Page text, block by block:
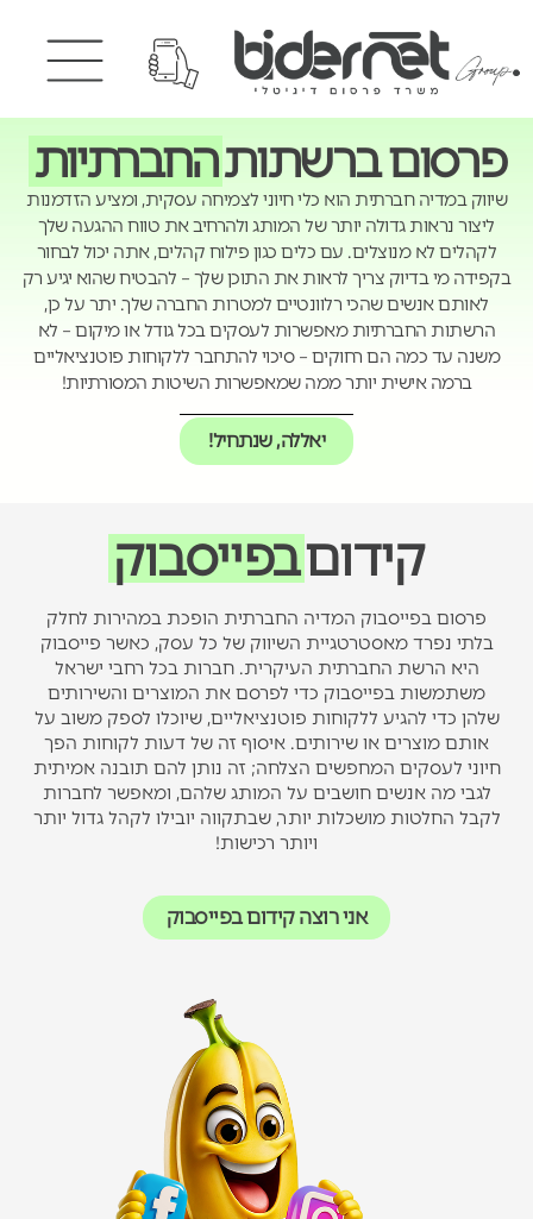
פרסום ברשתותהחברתיות
שיווק במדיה חברתית הוא כלי חיוני לצמיחה עסקית, ומציע הזדמנות
ליצור נראות גדולה יותר של המותג ולהרחיב את טווח ההגעה שלך
לקהלים לא מנוצלים. עם כלים כגון פילוח קהלים, אתה יכול לבחור
בקפידה מי בדיוק צריך לראות את התוכן שלך – להבטיח שהוא יגיע רק
לאותם אנשים שהכי רלוונטיים למטרות החברה שלך. יתר על כן,
הרשתות החברתיות מאפשרות לעסקים בכל גודל או מיקום – לא
משנה עד כמה הם רחוקים – סיכוי להתחבר ללקוחות פוטנציאליים
ברמה אישית יותר ממה שמאפשרות השיטות המסורתיות!
יאללה, שנתחיל!
קידוםבפייסבוק
פרסום בפייסבוק המדיה החברתית הופכת במהירות לחלק
בלתי נפרד מאסטרטגיית השיווק של כל עסק, כאשר פייסבוק
היא הרשת החברתית העיקרית. חברות בכל רחבי ישראל
משתמשות בפייסבוק כדי לפרסם את המוצרים והשירותים
שלהן כדי להגיע ללקוחות פוטנציאליים, שיוכלו לספק משוב על
אותם מוצרים או שירותים. איסוף זה של דעות לקוחות הפך
חיוני לעסקים המחפשים הצלחה; זה נותן להם תובנה אמיתית
לגבי מה אנשים חושבים על המותג שלהם, ומאפשר לחברות
לקבל החלטות מושכלות יותר, שבתקווה יובילו לקהל גדול יותר
ויותר רכישות!
אני רוצה קידום בפייסבוק